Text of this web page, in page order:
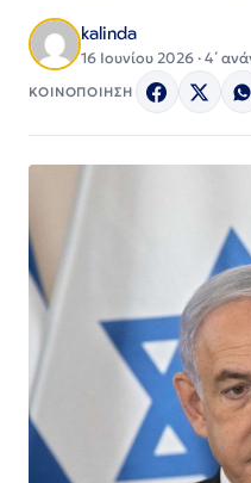
kalinda
16 Ιουνίου 2026 · 4΄
ΚΟΙΝΟΠΟΙΗΣΗ